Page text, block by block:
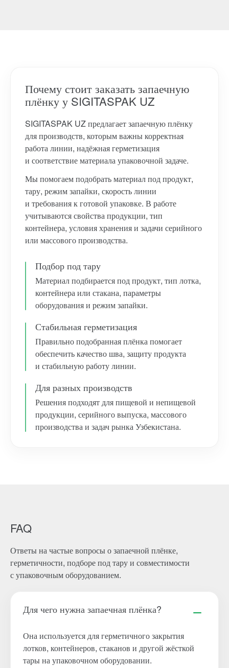
Почему стоит заказать запаечную
плёнку у SIGITASPAK UZ
SIGITASPAK UZ предлагает запаечную плёнку
для производств, которым важны корректная
работа линии, надёжная герметизация
и соответствие материала упаковочной задаче.
Мы помогаем подобрать материал под продукт,
тару, режим запайки, скорость линии
и требования к готовой упаковке. В работе
учитываются свойства продукции, тип
контейнера, условия хранения и задачи серийного
или массового производства.
Подбор под тару
Материал подбирается под продукт, тип лотка,
контейнера или стакана, параметры
оборудования и режим запайки.
Стабильная герметизация
Правильно подобранная плёнка помогает
обеспечить качество шва, защиту продукта
и стабильную работу линии.
Для разных производств
Решения подходят для пищевой и непищевой
продукции, серийного выпуска, массового
производства и задач рынка Узбекистана.
FAQ
Ответы на частые вопросы о запаечной плёнке,
герметичности, подборе под тару и совместимости
с упаковочным оборудованием.
Для чего нужна запаечная плёнка?
Она используется для герметичного закрытия
лотков, контейнеров, стаканов и другой жёсткой
тары на упаковочном оборудовании.